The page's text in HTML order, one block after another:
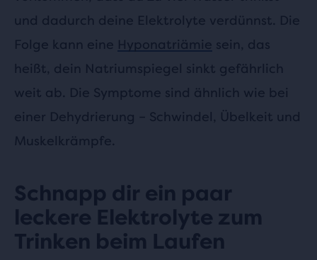
und dadurch deine Elektrolyte verdünnst. Die
Folge kann eine Hyponatriämie sein, das
heißt, dein Natriumspiegel sinkt gefährlich
weit ab. Die Symptome sind ähnlich wie bei
einer Dehydrierung – Schwindel, Übelkeit und
Muskelkrämpfe.
Schnapp dir ein paar
leckere Elektrolyte zum
Trinken beim Laufen